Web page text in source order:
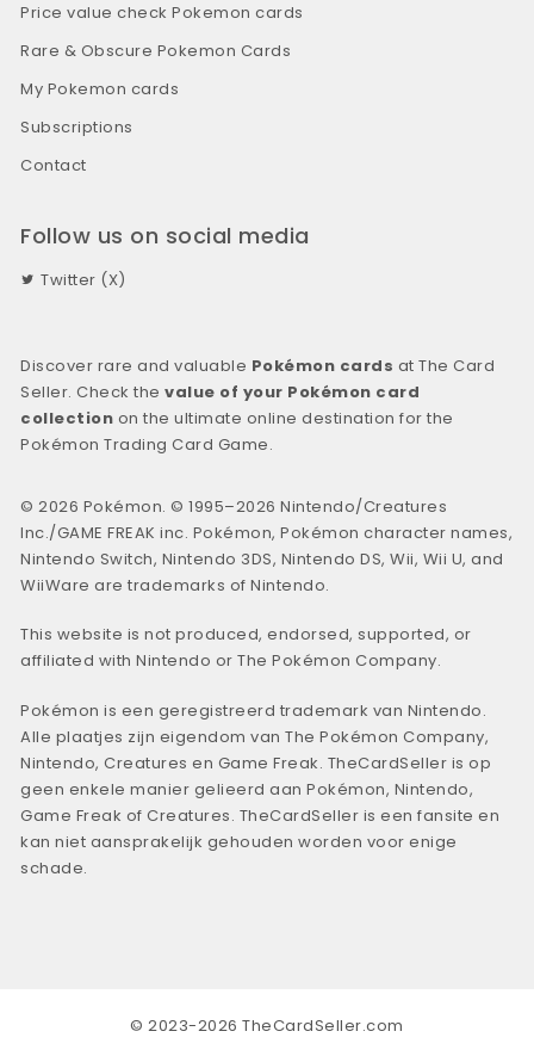
Price value check Pokemon cards
Rare & Obscure Pokemon Cards
My Pokemon cards
Subscriptions
Contact
Follow us on social media
Twitter (X)
Discover rare and valuable Pokémon cards at The Card
Seller. Check thevalue of your Pokémon card
collection on the ultimate online destination for the
Pokémon Trading Card Game.
© 2026 Pokémon. © 1995–2026 Nintendo/Creatures
Inc./GAME FREAK inc. Pokémon, Pokémon character names,
Nintendo Switch, Nintendo 3DS, Nintendo DS, Wii, Wii U, and
WiiWare are trademarks of Nintendo.
This website is not produced, endorsed, supported, or
affiliated with Nintendo or The Pokémon Company.
Pokémon is een geregistreerd trademark van Nintendo.
Alle plaatjes zijn eigendom van The Pokémon Company,
Nintendo, Creatures en Game Freak. TheCardSeller is op
geen enkele manier gelieerd aan Pokémon, Nintendo,
Game Freak of Creatures. TheCardSeller is een fansite en
kan niet aansprakelijk gehouden worden voor enige
schade.
© 2023-2026 TheCardSeller.com